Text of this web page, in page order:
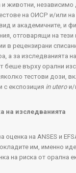
и животни, независимо
на ОИСР и/или на
и академичните, и
отговарящи на тези
в рецензирани
а за изследванията
беше върху орални
тестови дози,
с експозиция in utero и/
на изследванията
оценка на ANSES и
им, именно
на риска от орална